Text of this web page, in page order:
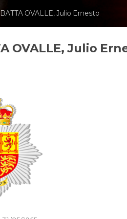
OVALLE, Julio Ernesto
OVALLE, Julio